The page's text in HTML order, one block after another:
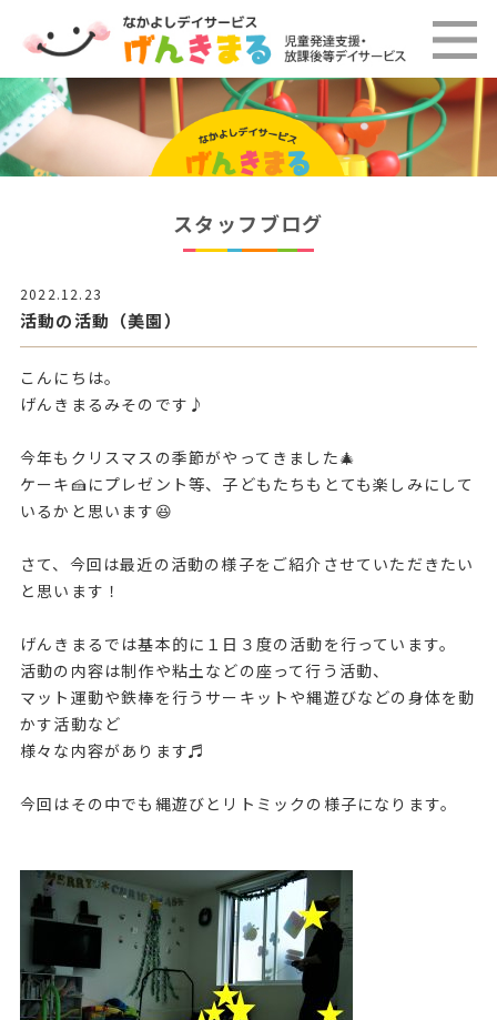
スタッフブログ
2022.12.23
活動の活動（美園）
こんにちは。
げんきまるみそのです♪
今年もクリスマスの季節がやってきました🎄
ケーキ🍰にプレゼント等、子どもたちもとても楽しみにして
いるかと思います😆
さて、今回は最近の活動の様子をご紹介させていただきたい
と思います！
げんきまるでは基本的に１日３度の活動を行っています。
活動の内容は制作や粘土などの座って行う活動、
マット運動や鉄棒を行うサーキットや縄遊びなどの身体を動
かす活動など
様々な内容があります♬
今回はその中でも縄遊びとリトミックの様子になります。